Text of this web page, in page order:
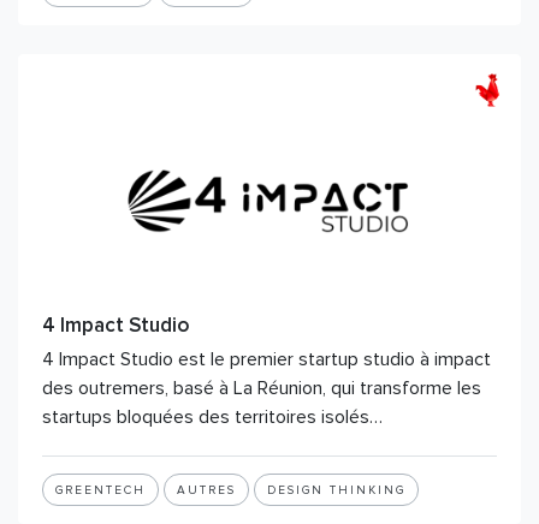
4 Impact Studio
4 Impact Studio est le premier startup studio à impact
des outremers, basé à La Réunion, qui transforme les
startups bloquées des territoires isolés…
GREENTECH AUTRES DESIGN THINKING